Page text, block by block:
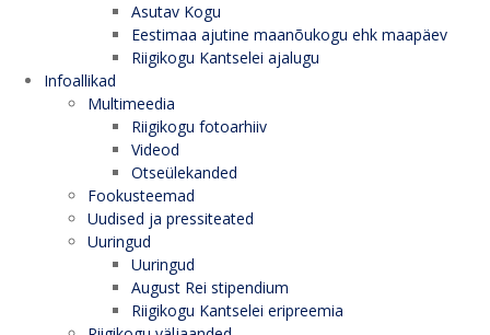
Asutav Kogu
Eestimaa ajutine maanõukogu ehk maapäev
Riigikogu Kantselei ajalugu
Infoallikad
Multimeedia
Riigikogu fotoarhiiv
Videod
Otseülekanded
Fookusteemad
Uudised ja pressiteated
Uuringud
Uuringud
August Rei stipendium
Riigikogu Kantselei eripreemia